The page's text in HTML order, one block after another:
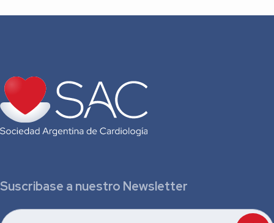
Suscribase a nuestro Newsletter